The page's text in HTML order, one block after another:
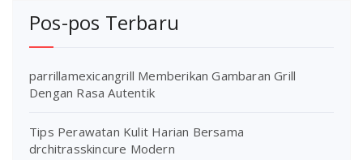
Pos-pos Terbaru
parrillamexicangrill Memberikan Gambaran Grill
Dengan Rasa Autentik
Tips Perawatan Kulit Harian Bersama
drchitrasskincure Modern